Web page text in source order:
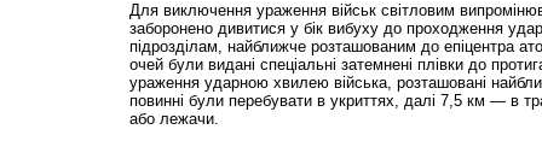
Для виключення ураження військ світловим
заборонено дивитися у бік вибуху до проходження
підрозділам, найближче розташованим до епіцентра
очей були видані спеціальні затемнені плівки до
ураження ударною хвилею війська, розташовані
повинні були перебувати в укриттях, далі 7,5 км — в
або лежачи.